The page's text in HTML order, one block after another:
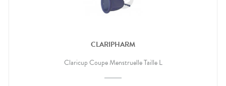
CLARIPHARM
Claricup Coupe Menstruelle Taille L